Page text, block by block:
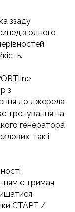
ззаду
з одного
з
до джерела
тренування на
генератора
так і
є тримач
СТАРТ /